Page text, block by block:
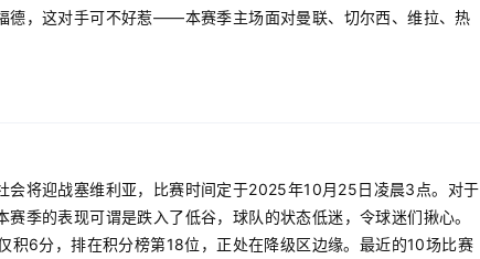
德，这对手可不好惹——本赛季主场面对曼联、切尔西、维拉、热
会将迎战塞维利亚，比赛时间定于2025年10月25日凌晨3点。对于
赛季的表现可谓是跌入了低谷，球队的状态低迷，令球迷们揪心。
积6分，排在积分榜第18位，正处在降级区边缘。最近的10场比赛